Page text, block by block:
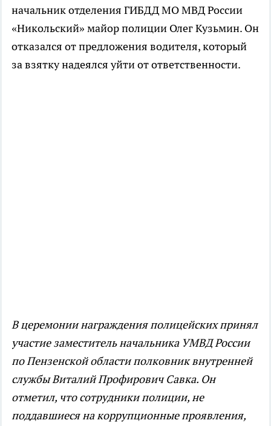
начальник отделения ГИБДД МО МВД России
«Никольский» майор полиции Олег Кузьмин. Он
отказался от предложения водителя, который
за взятку надеялся уйти от ответственности.
В церемонии награждения полицейских принял
участие заместитель начальника УМВД России
по Пензенской области полковник внутренней
службы Виталий Профирович Савка. Он
отметил, что сотрудники полиции, не
поддавшиеся на коррупционные проявления,